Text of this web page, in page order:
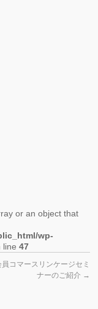
or an object that
wp-
line47
コマースリンケージセミ
ナーのご紹介 →